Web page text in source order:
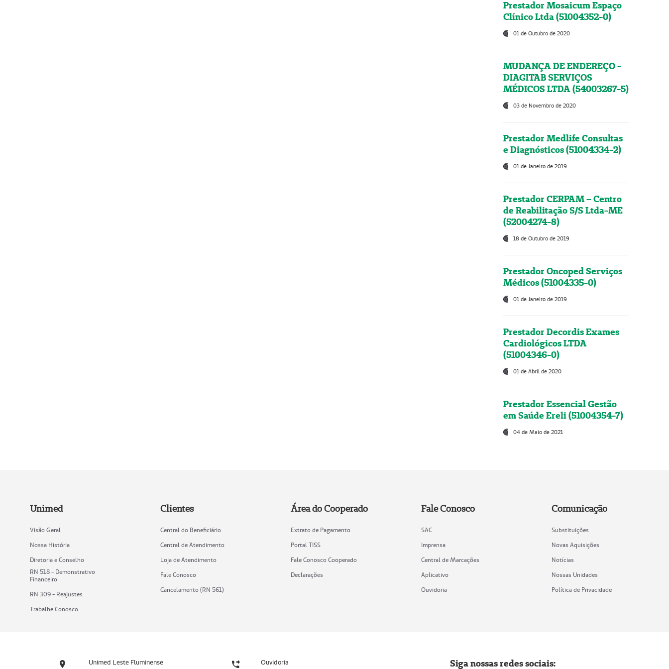
Prestador Mosaicum Espaço
Clínico Ltda (51004352-0)
01 de Outubro de 2020
MUDANÇA DE ENDEREÇO -
DIAGITAB SERVIÇOS
MÉDICOS LTDA (54003267-5)
03 de Novembro de 2020
Prestador Medlife Consultas
e Diagnósticos (51004334-2)
01 de Janeiro de 2019
Prestador CERPAM – Centro
de Reabilitação S/S Ltda-ME
(52004274-8)
18 de Outubro de 2019
Prestador Oncoped Serviços
Médicos (51004335-0)
01 de Janeiro de 2019
Prestador Decordis Exames
Cardiológicos LTDA
(51004346-0)
01 de Abril de 2020
Prestador Essencial Gestão
em Saúde Ereli (51004354-7)
04 de Maio de 2021
Unimed
Visão Geral
Nossa História
Diretoria e Conselho
RN 518 - Demonstrativo
Financeiro
RN 309 - Reajustes
Trabalhe Conosco
Clientes
Central do Beneficiário
Central de Atendimento
Loja de Atendimento
Fale Conosco
Cancelamento (RN 561)
Área do Cooperado
Extrato de Pagamento
Portal TISS
Fale Conosco Cooperado
Declarações
Fale Conosco
SAC
Imprensa
Central de Marcações
Aplicativo
Ouvidoria
Comunicação
Substituições
Novas Aquisições
Notícias
Nossas Unidades
Política de Privacidade
Unimed Leste Fluminense Ouvidoria Siga nossas redes sociais: